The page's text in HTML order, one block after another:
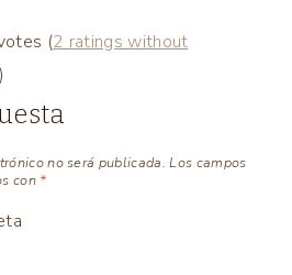
(2 ratings without
)
no será publicada. Los campos
con *